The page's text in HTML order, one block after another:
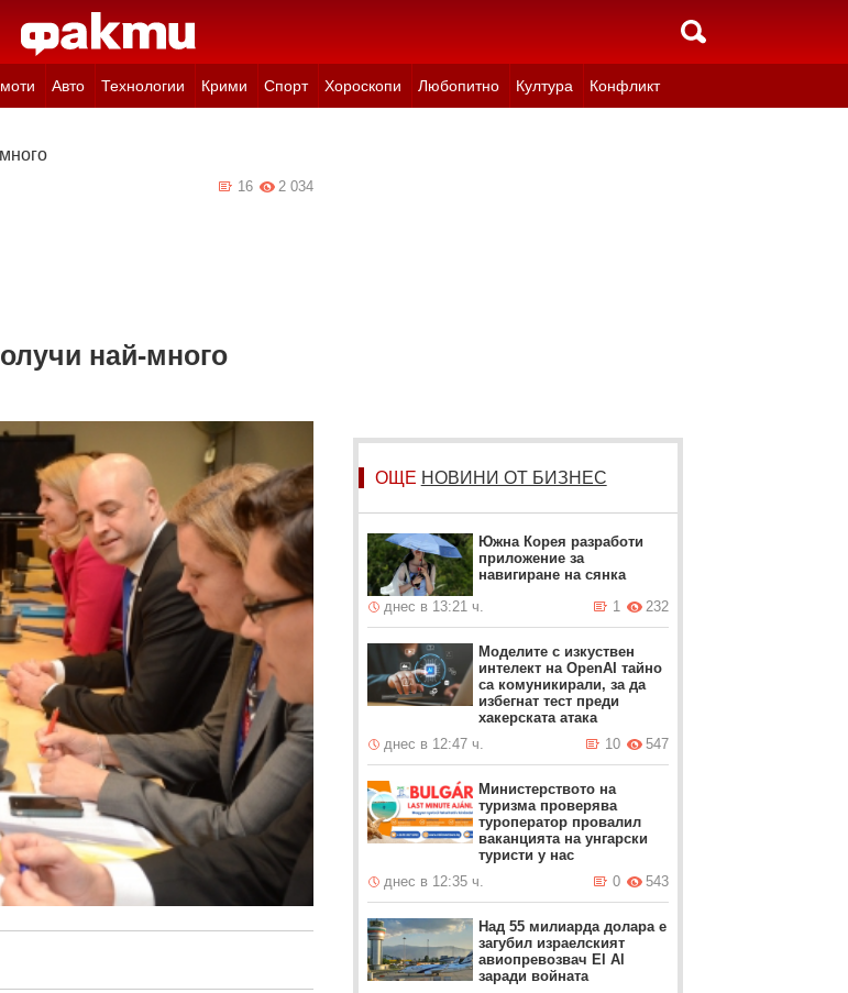
Авто Технологии Крими Спорт Хороскопи Любопитно Култура Конфликт
2 034
16
най-много
ОЩЕ НОВИНИ ОТ БИЗНЕС
Южна Корея разработи
приложение за
навигиране на сянка
днес в 13:21 ч.
232
1
Моделите с изкуствен
интелект на OpenAI тайно
са комуникирали, за да
избегнат тест преди
хакерската атака
днес в 12:47 ч.
547
10
Министерството на
туризма проверява
туроператор провалил
ваканцията на унгарски
туристи у нас
днес в 12:35 ч.
543
0
Над 55 милиарда долара е
загубил израелският
авиопревозвач El Al
заради войната